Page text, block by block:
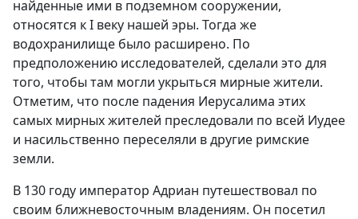
найденные ими в подземном сооружении,
относятся к I веку нашей эры. Тогда же
водохранилище было расширено. По
предположению исследователей, сделали это для
того, чтобы там могли укрыться мирные жители.
Отметим, что после падения Иерусалима этих
самых мирных жителей преследовали по всей Иудее
и насильственно переселяли в другие римские
земли.
В 130 году император Адриан путешествовал по
своим ближневосточным владениям. Он посетил